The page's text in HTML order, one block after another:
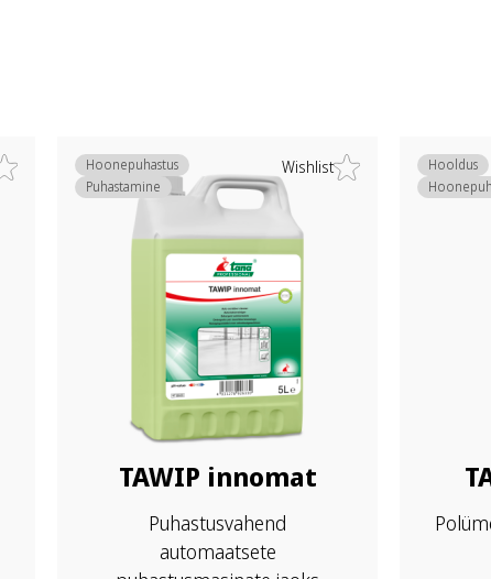
Wishlist
TAWIP innomat
Puhastusvahend
automaatsete
Hoonepuhastus
Puhastamine
Hooldus